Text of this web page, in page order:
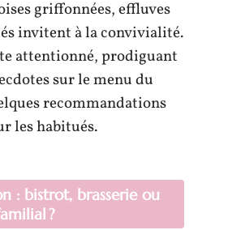
griffonnées, effluves
invitent à la convivialité.
attentionné, prodiguant
sur le menu du
recommandations
les habitués.
: bistrot, brasserie ou
?